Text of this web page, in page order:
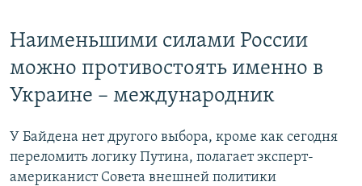
Наименьшими силами России
можно противостоять именно в
Украине – международник
У Байдена нет другого выбора, кроме как сегодня
переломить логику Путина, полагает эксперт-
американист Совета внешней политики